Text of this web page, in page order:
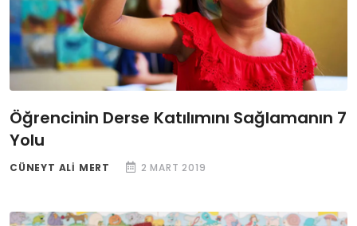
Öğrencinin Derse Katılımını Sağlamanın 7
Yolu
CÜNEYT ALI MERT 2 MART 2019